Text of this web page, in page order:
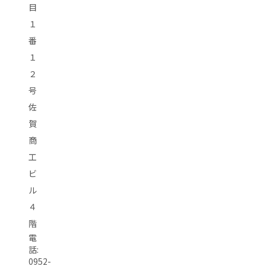
目
１
番
１
２
号
佐
賀
商
工
ビ
ル
４
階
電
話:
0952-